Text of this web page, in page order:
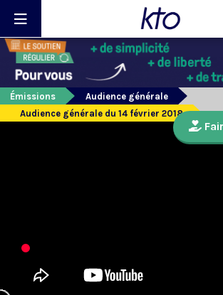
Émissions
Audience générale
Audience générale du 14 février 2018